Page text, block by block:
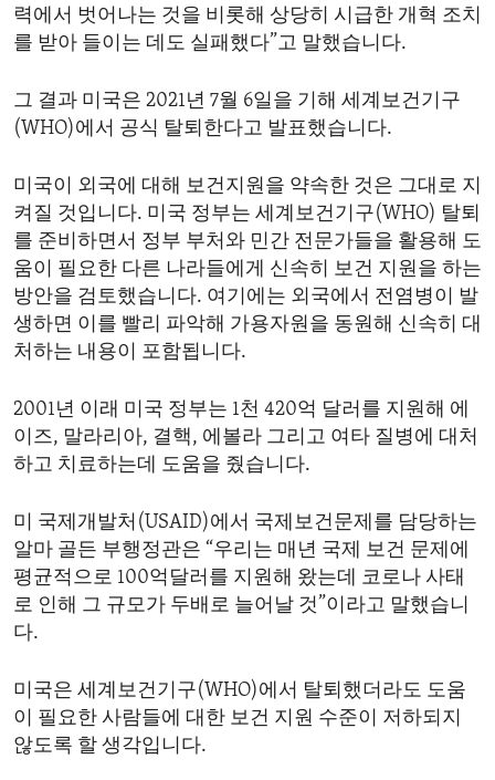
력에서 벗어나는 것을 비롯해 상당히 시급한 개혁 조치
를 받아 들이는 데도 실패했다”고 말했습니다.
그 결과 미국은 2021년 7월 6일을 기해 세계보건기구
(WHO)에서 공식 탈퇴한다고 발표했습니다.
미국이 외국에 대해 보건지원을 약속한 것은 그대로 지
켜질 것입니다. 미국 정부는 세계보건기구(WHO) 탈퇴
를 준비하면서 정부 부처와 민간 전문가들을 활용해 도
움이 필요한 다른 나라들에게 신속히 보건 지원을 하는
방안을 검토했습니다. 여기에는 외국에서 전염병이 발
생하면 이를 빨리 파악해 가용자원을 동원해 신속히 대
처하는 내용이 포함됩니다.
2001년 이래 미국 정부는 1천 420억 달러를 지원해 에
이즈, 말라리아, 결핵, 에볼라 그리고 여타 질병에 대처
하고 치료하는데 도움을 줬습니다.
미 국제개발처(USAID)에서 국제보건문제를 담당하는
알마 골든 부행정관은 “우리는 매년 국제 보건 문제에
평균적으로 100억달러를 지원해 왔는데 코로나 사태
로 인해 그 규모가 두배로 늘어날 것”이라고 말했습니
다.
미국은 세계보건기구(WHO)에서 탈퇴했더라도 도움
이 필요한 사람들에 대한 보건 지원 수준이 저하되지
않도록 할 생각입니다.